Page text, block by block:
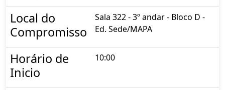
Local do
Compromisso
Sala 322 - 3º andar - Bloco D -
Ed. Sede/MAPA
Horário de
Inicio
10:00